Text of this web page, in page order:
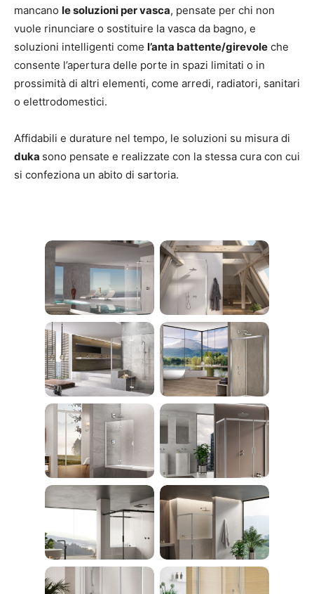
mancano le soluzioni per vasca, pensate per chi non
vuole rinunciare o sostituire la vasca da bagno, e
soluzioni intelligenti come l’anta battente/girevole che
consente l’apertura delle porte in spazi limitati o in
prossimità di altri elementi, come arredi, radiatori, sanitari
o elettrodomestici.
Affidabili e durature nel tempo, le soluzioni su misura di
duka sono pensate e realizzate con la stessa cura con cui
si confeziona un abito di sartoria.